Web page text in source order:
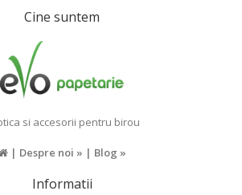
Cine suntem
si accesorii pentru birou
| Despre noi » | Blog »
Informatii